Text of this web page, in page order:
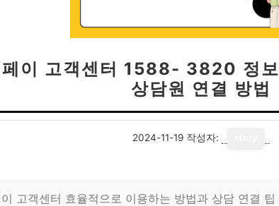
페이 고객센터 1588- 3820 정
상담원 연결 방법
2024-11-19 작성자:
고객센터 효율적으로 이용하는 방법과 상담 연결 팁